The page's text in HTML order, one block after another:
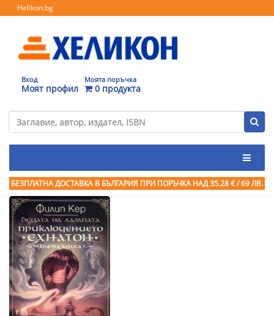
Helikon.bg
Вход
Моят профил
Моята поръчка
0 продукта
БЕЗПЛАТНА ДОСТАВКА В БЪЛГАРИЯ ПРИ ПОРЪЧКА НАД 35.28 € / 69 ЛВ.